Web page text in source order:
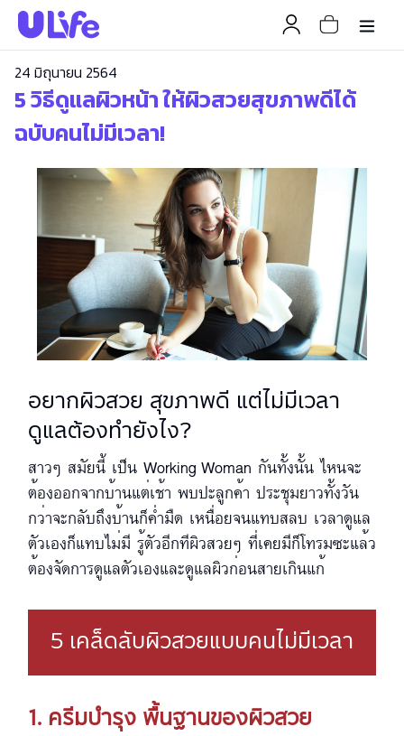
24 มิถุนายน 2564
5 วิธีดูแลผิวหน้า ให้ผิวสวยสุขภาพดีได้
ฉบับคนไม่มีเวลา!
อยากผิวสวย สุขภาพดี แต่ไม่มีเวลา
ดูแลต้องทำยังไง?
สาวๆ สมัยนี้ เป็น Working Woman กันทั้งนั้น ไหนจะ
ต้องออกจากบ้านแต่เช้า พบปะลูกค้า ประชุมยาวทั้งวัน
กว่าจะกลับถึงบ้านก็ค่ำมืด เหนื่อยจนแทบสลบ เวลาดูแล
ตัวเองก็แทบไม่มี รู้ตัวอีกทีผิวสวยๆ ที่เคยมีก็โทรมซะแล้ว
ต้องจัดการดูแลตัวเองและดูแลผิวก่อนสายเกินแก้
5 เคล็ดลับผิวสวยแบบคนไม่มีเวลา
1. ครีมบำรุง พื้นฐานของผิวสวย